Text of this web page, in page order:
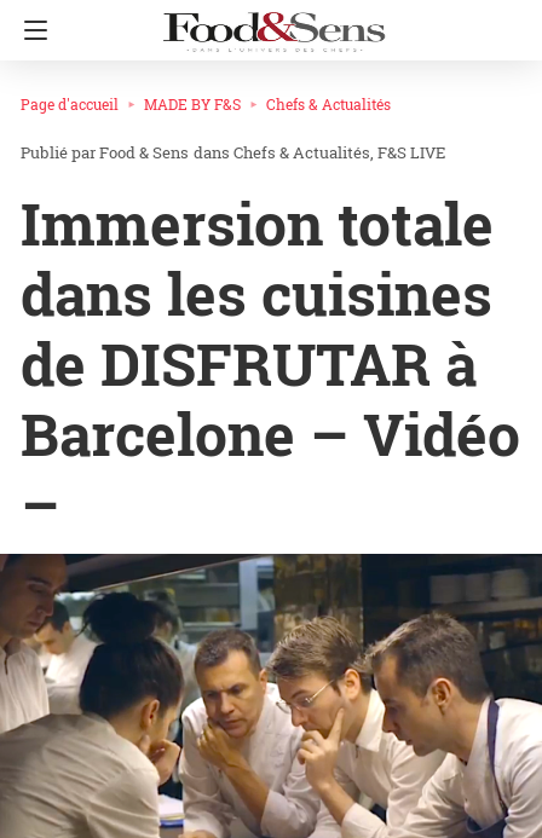
Page d'accueil MADE BY F&S Chefs & Actualités
Food & Sens dans Chefs & Actualités F&S LIVE
Immersion totale
dans les cuisines
de DISFRUTAR à
Barcelone – Vidéo
–